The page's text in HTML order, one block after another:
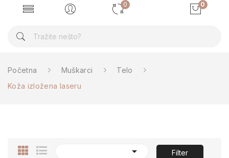
0 0
Početna Muškarci
Telo
Koža izložena laseru
 Filter